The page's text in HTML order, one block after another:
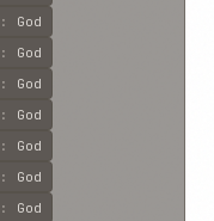
: God
: God
: God
: God
: God
: God
: God